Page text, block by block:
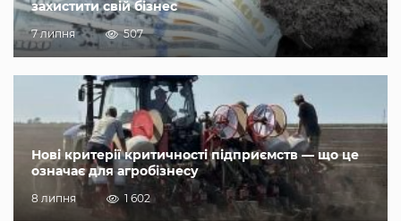
захистити свій бізнес
7 липня 507
Нові критерії критичності підприємств — що це
означає для агробізнесу
8 липня 1 602